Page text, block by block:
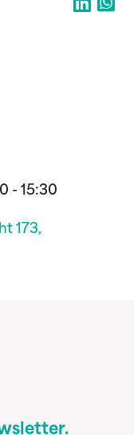
- 15:30
173,